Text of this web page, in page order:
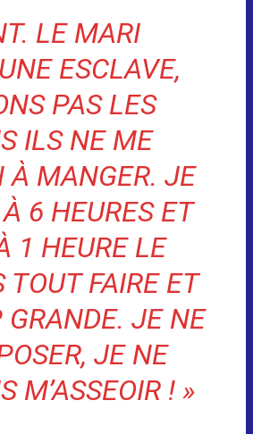
LE MARI
ESCLAVE,
PAS LES
ILS NE ME
À MANGER. JE
6 HEURES ET
1 HEURE LE
FAIRE ET
JE NE
JE NE
M’ASSEOIR ! »